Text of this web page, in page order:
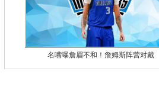
名嘴曝詹眉不和！詹姆斯阵营对戴